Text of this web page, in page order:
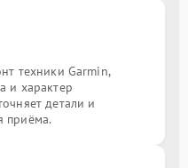
техники Garmin,
и характер
детали и
приёма.